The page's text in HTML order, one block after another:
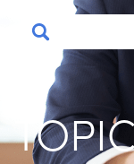
トップページ
白馬商工会につ